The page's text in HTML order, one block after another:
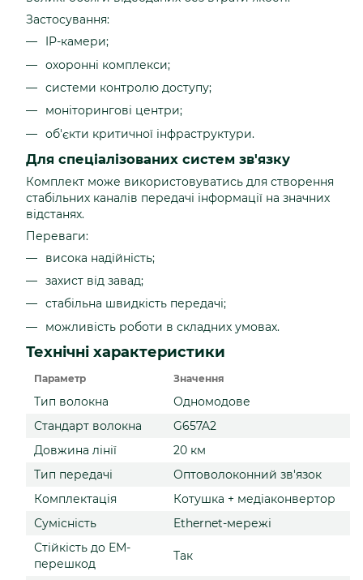
Застосування:
IP-камери;
охоронні комплекси;
системи контролю доступу;
моніторингові центри;
об'єкти критичної інфраструктури.
Для спеціалізованих систем зв'язку
Комплект може використовуватись для створення
стабільних каналів передачі інформації на значних
відстанях.
Переваги:
висока надійність;
захист від завад;
стабільна швидкість передачі;
можливість роботи в складних умовах.
Технічні характеристики
Параметр Значення
Тип волокна
Одномодове
Стандарт волокна
G657A2
Довжина лінії
20 км
Тип передачі
Оптоволоконний зв'язок
Комплектація
Котушка + медіаконвертор
Сумісність
Ethernet-мережі
Стійкість до ЕМ-
перешкод
Так